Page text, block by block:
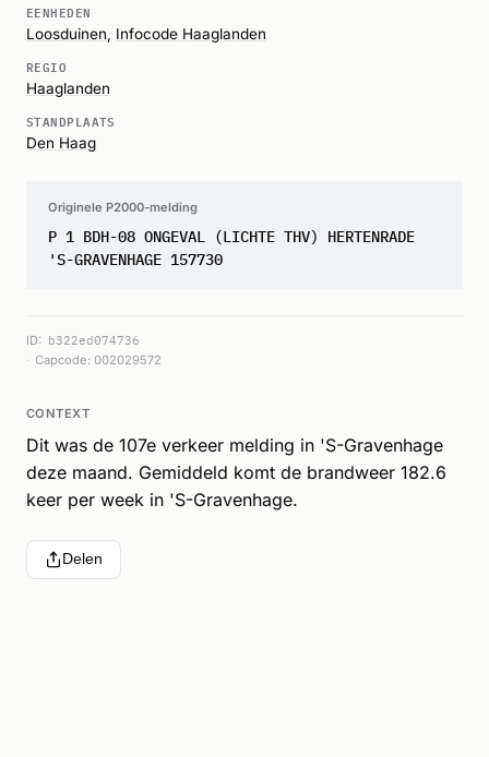
EENHEDEN
Loosduinen Infocode Haaglanden
REGIO
Haaglanden
STANDPLAATS
Den Haag
Originele P2000-melding
P 1 BDH-08 ONGEVAL (LICHTE THV) HERTENRADE
'S-GRAVENHAGE 157730
ID: b322ed074736
Capcode: 002029572
CONTEXT
Dit was de 107e verkeer melding in 'S-Gravenhage
deze maand. Gemiddeld komt de brandweer 182.6
keer per week in 'S-Gravenhage.
Delen